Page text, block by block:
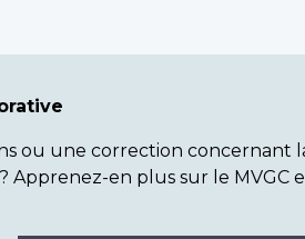
ou une correction concernant
Apprenez-en plus sur le MVGC